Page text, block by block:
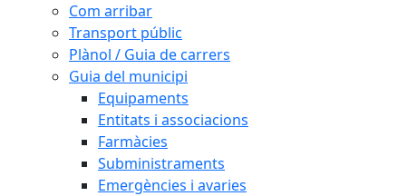
Com arribar
Transport públic
Plànol / Guia de carrers
Guia del municipi
Equipaments
Entitats i associacions
Farmàcies
Subministraments
Emergències i avaries